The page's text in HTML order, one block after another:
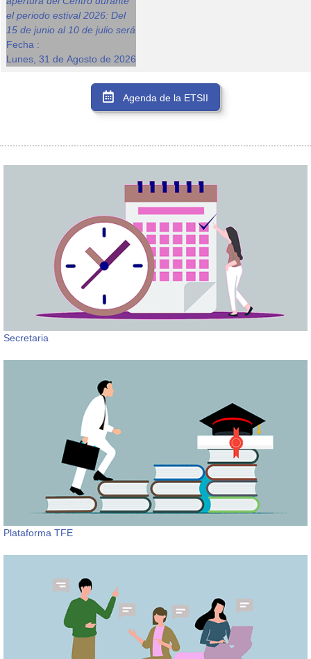
el periodo estival 2026: Del
15 de junio al 10 de julio será
Fecha :
Lunes, 31 de Agosto de 2026
Agenda de la ETSII
Secretaria
Plataforma TFE